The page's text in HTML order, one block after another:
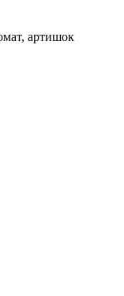
артишок